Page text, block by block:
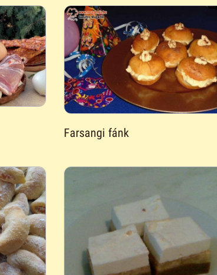
Farsangi fánk